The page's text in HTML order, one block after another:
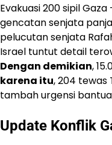
Evakuasi 200 sipil
gencatan senjata
pelucutan senjata
Israel tuntut detail
Dengan demikian,
karena itu, 204 tewas
tambah urgensi
Update Konflik